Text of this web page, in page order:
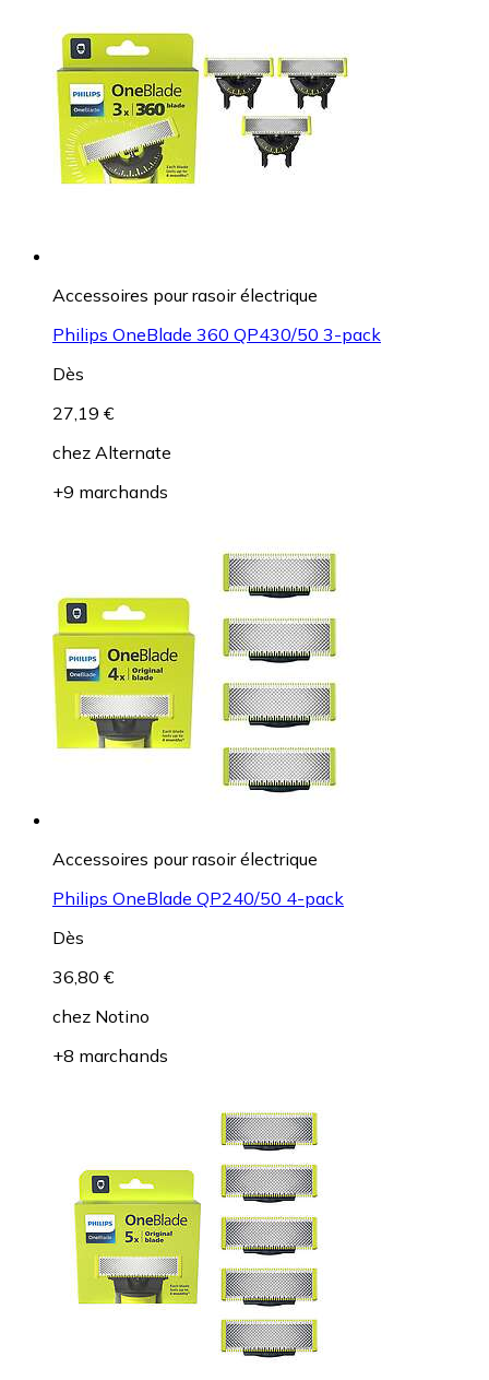
Accessoires pour rasoir électrique
Philips OneBlade 360 QP430/50 3-pack
Dès
27,19 €
chez Alternate
+9 marchands
Accessoires pour rasoir électrique
Philips OneBlade QP240/50 4-pack
Dès
36,80 €
chez Notino
+8 marchands